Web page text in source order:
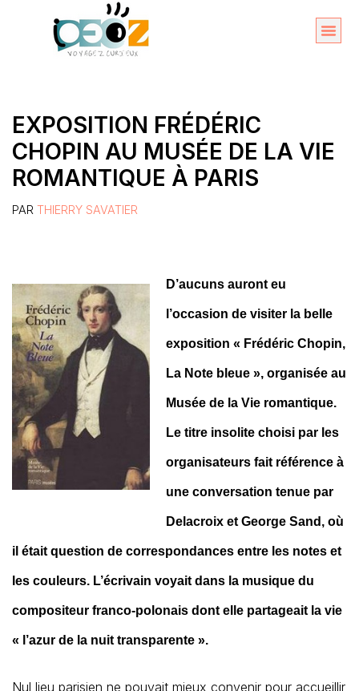
EXPOSITION FRÉDÉRIC
CHOPIN AU MUSÉE DE LA VIE
ROMANTIQUE À PARIS
PAR THIERRY SAVATIER
D’aucuns auront eu
l’occasion de visiter la belle
exposition « Frédéric Chopin,
La Note bleue », organisée au
Musée de la Vie romantique.
Le titre insolite choisi par les
organisateurs fait référence à
une conversation tenue par
Delacroix et George Sand, où
il était question de correspondances entre les notes et
les couleurs. L’écrivain voyait dans la musique du
compositeur franco-polonais dont elle partageait la vie
« l’azur de la nuit transparente ».
Nul lieu parisien ne pouvait mieux convenir pour accueillir